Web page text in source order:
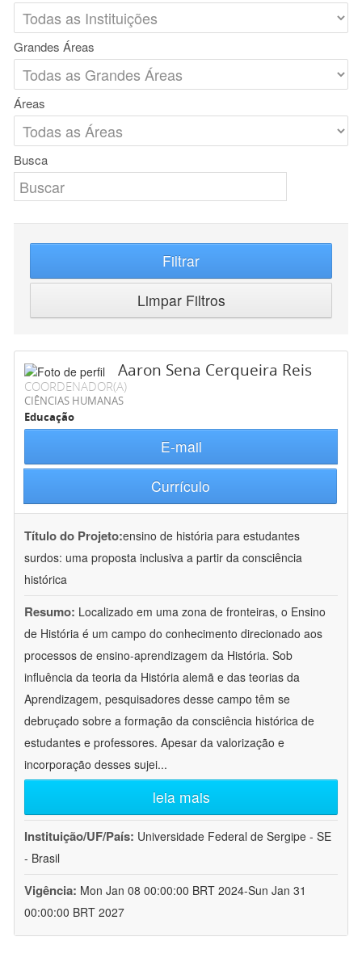
Grandes Áreas
Áreas
Busca
Filtrar
Limpar Filtros
Aaron Sena Cerqueira Reis
COORDENADOR(A)
CIÊNCIAS HUMANAS
Educação
E-mail
Currículo
Título do Projeto:ensino de história para estudantes
surdos: uma proposta inclusiva a partir da consciência
histórica
Resumo: Localizado em uma zona de fronteiras, o Ensino
de História é um campo do conhecimento direcionado aos
processos de ensino-aprendizagem da História. Sob
influência da teoria da História alemã e das teorias da
Aprendizagem, pesquisadores desse campo têm se
debruçado sobre a formação da consciência histórica de
estudantes e professores. Apesar da valorização e
incorporação desses sujei...
leia mais
Instituição/UF/País: Universidade Federal de Sergipe - SE
- Brasil
Vigência: Mon Jan 08 00:00:00 BRT 2024-Sun Jan 31
00:00:00 BRT 2027